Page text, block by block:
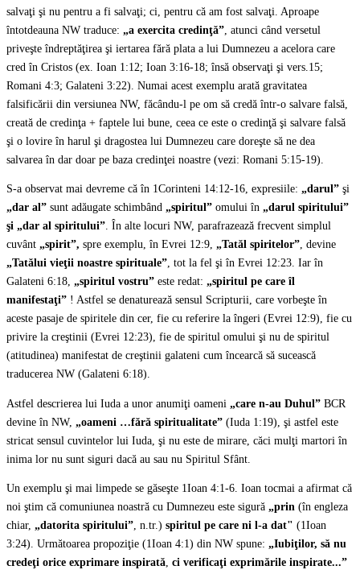
salvaţi şi nu pentru a fi salvaţi; ci, pentru că am fost salvaţi. Aproape
întotdeauna NW traduce: „a exercita credinţă” , atunci când versetul
priveşte îndreptăţirea şi iertarea fără plata a lui Dumnezeu a acelora care
cred în Cristos (ex. Ioan 1:12; Ioan 3:16-18; însă observaţi şi vers.15;
Romani 4:3; Galateni 3:22). Numai acest exemplu arată gravitatea
falsificării din versiunea NW, făcându-l pe om să credă într-o salvare falsă,
creată de credinţa + faptele lui bune, ceea ce este o credinţă şi salvare falsă
şi o lovire în harul şi dragostea lui Dumnezeu care doreşte să ne dea
salvarea în dar doar pe baza credinţei noastre (vezi: Romani 5:15-19).
S-a observat mai devreme că în 1Corinteni 14:12-16, expresiile: „darul” şi
„dar al” sunt adăugate schimbând „spiritul” omului în „darul spiritului”
şi „dar al spiritului”. În alte locuri NW, parafrazează frecvent simplul
cuvânt „spirit”, spre exemplu, în Evrei 12:9, „Tatăl spiritelor”, devine
„Tatălui vieţii noastre spirituale”, tot la fel şi în Evrei 12:23. Iar în
Galateni 6:18, „spiritul vostru” este redat: „spiritul pe care îl
manifestaţi” ! Astfel se denaturează sensul Scripturii, care vorbeşte în
aceste pasaje de spiritele din cer, fie cu referire la îngeri (Evrei 12:9), fie cu
privire la creştinii (Evrei 12:23), fie de spiritul omului şi nu de spiritul
(atitudinea) manifestat de creştinii galateni cum încearcă să sucească
traducerea NW (Galateni 6:18).
Astfel descrierea lui Iuda a unor anumiţi oameni „care n-au Duhul” BCR
devine în NW, „oameni …fără spiritualitate” (Iuda 1:19), şi astfel este
stricat sensul cuvintelor lui Iuda, şi nu este de mirare, căci mulţi martori în
inima lor nu sunt siguri dacă au sau nu Spiritul Sfânt.
Un exemplu şi mai limpede se găseşte 1Ioan 4:1-6. Ioan tocmai a afirmat că
noi ştim că comuniunea noastră cu Dumnezeu este sigură „prin (în engleza
chiar, „datorita spiritului”, n.tr.) spiritul pe care ni l-a dat" (1Ioan
3:24). Următoarea propoziţie (1Ioan 4:1) din NW spune: „Iubiţilor, să nu
credeţi orice exprimare inspirată, ci verificaţi exprimările inspirate...”